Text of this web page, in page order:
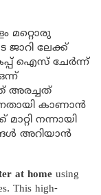
മറ്റൊരു
ജാറി ലേക്ക്
ഐസ് ചേർന്ന്
അരച്ചത്
കാണാൻ
നന്നായി
അറിയാൻ
at home using
This high-